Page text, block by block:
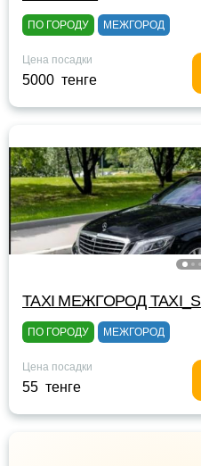
ПО ГОРОДУ МЕЖГОРОД
Цена посадки
5000 тенге
TAXI МЕЖГОРОД
ПО ГОРОДУ МЕЖГОРОД
Цена посадки
55 тенге